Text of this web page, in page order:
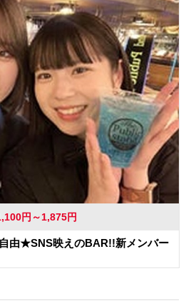
円～1,875円
由★SNS映えのBAR!!新メンバー